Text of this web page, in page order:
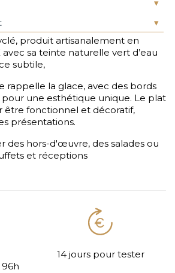
produit artisanalement en
sa teinte naturelle vert d’eau
subtile,
rappelle la glace, avec des bords
une esthétique unique. Le plat
être fonctionnel et décoratif,
présentations.
des hors-d'œuvre, des salades ou
et réceptions
14 jours pour tester